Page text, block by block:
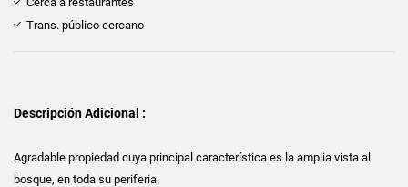
Trans. público cercano
Descripción Adicional :
Agradable propiedad cuya principal característica es la amplia vista al
bosque, en toda su periferia.